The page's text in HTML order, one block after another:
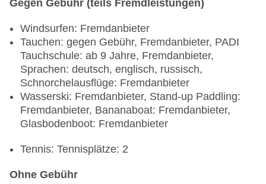
Gerichte: ohne Gebühr, Anfrage & Reservierung
notwendig, vegetarische Gerichte: ohne Gebühr,
Anfrage & Reservierung notwendig, à la carte,
Anfrage & Reservierung notwendig, ohne Gebühr,
täglich 19:00 Uhr - 22:00 Uhr, Kinderhochstuhl,
angemessene Kleidung erwünscht
Spezialitätenrestaurant „Makai Tukai“: Küche:
asiatisch, chinesisch, glutenfreie Gerichte: ohne
lactosefreie Gerichte: ohne Gebühr, Anfrage &
ohne Gebühr, Anfrage & Reservierung notwendig,
Gegen Gebühr (teils Fremdleistungen)
Windsurfen: Fremdanbieter
Tauchen: gegen Gebühr, Fremdanbieter, PADI
Tauchschule: ab 9 Jahre, Fremdanbieter,
Sprachen: deutsch, englisch, russisch,
Schnorchelausflüge: Fremdanbieter
Wasserski: Fremdanbieter, Stand-up Paddling:
Fremdanbieter, Bananaboat: Fremdanbieter,
Glasbodenboot: Fremdanbieter
Tennis: Tennisplätze: 2
Ohne Gebühr